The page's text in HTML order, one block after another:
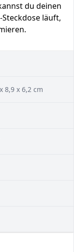
du deinen
läuft,
8,9 x 6,2 cm